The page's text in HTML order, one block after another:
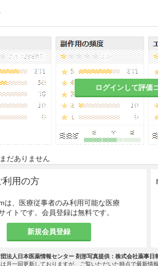
本剤は、貴重な人血液を原材料
なった献血者の血液については、
体及び梅毒マーカーが陰性であるこ
NA及びHCV RNAについては個々の
ルスB19 DNAについてはプールした
適合した血液を使用している。当該
可能性が常に存在するが、その後の
処理、脂性溶媒存在下での加熱処理
ており、本剤投与によるHTLV-1を
際しては、その旨の患者又はその保
慎重投与
9.1 合併症・既往歴等のある患者
9.1.1 血管炎、静脈炎の合併症を有
血管炎、静脈炎を悪化、再燃させ
ログインして評価
だありません
利用の方
は、医療従事者のみ利用可能な医療
イトです。会員登録は無料です。
新規会員登録
法人日本医薬情報センター 剤形写真提供：株式会社薬事日
月一回更新しておりますが、ご覧いただいた時点で最新